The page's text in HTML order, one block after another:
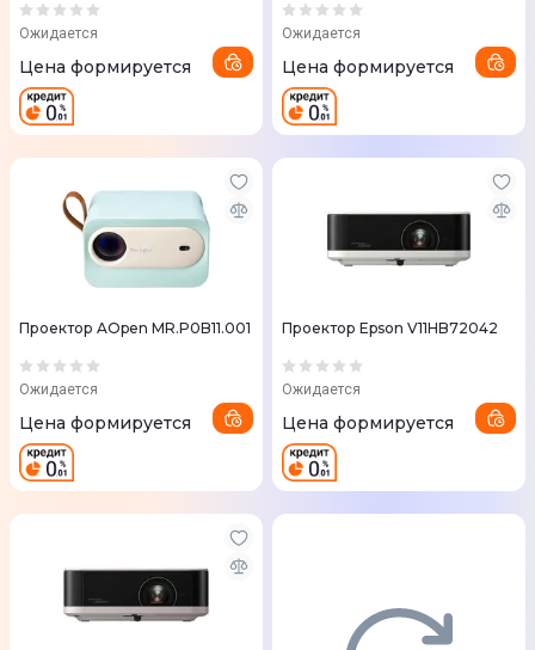
PowerBase Stand + Creative
Ожидается
Цена формируется
Ожидается
Цена формируется
Проектор AOpen MR.P0B11.001
Ожидается
Цена формируется
Проектор Epson V11HB72042
Ожидается
Цена формируется